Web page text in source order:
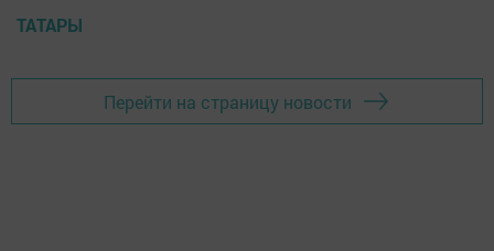
ТАТАРЫ
Перейти на страницу новости